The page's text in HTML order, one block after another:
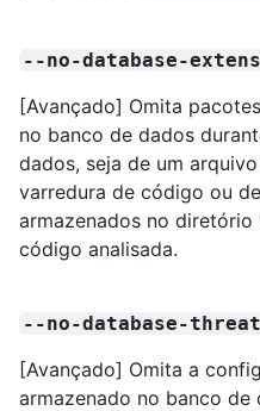
--no-database-
[Avançado] Omita
no banco de dados
dados, seja de um
varredura de código ou
armazenados no
código analisada.
--no-database-
[Avançado] Omita a
armazenado no banco